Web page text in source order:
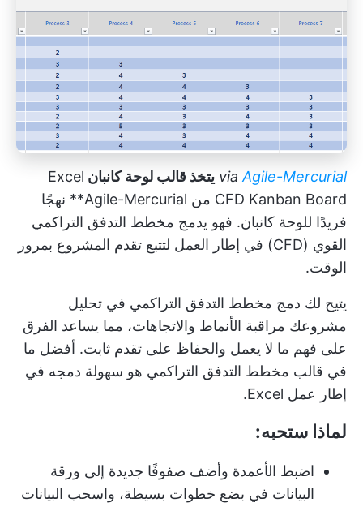
via Agile-Mercurial يتخذ قالب لوحة كانبان Excel
CFD Kanban Board من Agile-Mercurial** نهجًا
فريدًا للوحة كانبان. فهو يدمج مخطط التدفق التراكمي
القوي (CFD) في إطار العمل لتتبع تقدم المشروع بمرور
الوقت.
يتيح لك دمج مخطط التدفق التراكمي في تحليل
مشروعك مراقبة الأنماط والاتجاهات، مما يساعد الفرق
على فهم ما لا يعمل والحفاظ على تقدم ثابت. أفضل ما
في قالب مخطط التدفق التراكمي هو سهولة دمجه في
إطار عمل Excel.
لماذا ستحبه:
اضبط الأعمدة وأضف صفوفًا جديدة إلى ورقة
البيانات في بضع خطوات بسيطة، واسحب البيانات